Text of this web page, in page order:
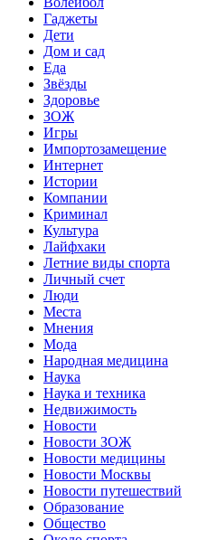
Гаджеты
Дети
Дом и сад
Еда
Звёзды
Здоровье
ЗОЖ
Игры
Импортозамещение
Интернет
Истории
Компании
Криминал
Культура
Лайфхаки
Летние виды спорта
Личный счет
Люди
Места
Мнения
Мода
Народная медицина
Наука
Наука и техника
Недвижимость
Новости
Новости ЗОЖ
Новости медицины
Новости Москвы
Новости путешествий
Образование
Общество